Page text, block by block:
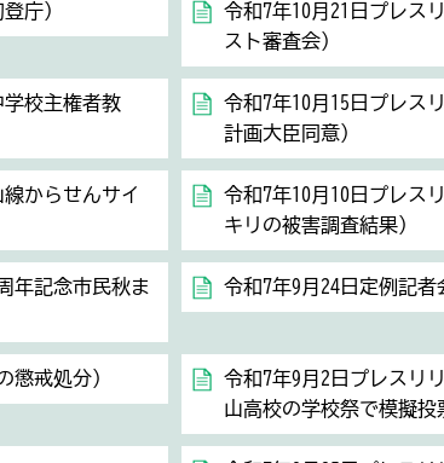
庁）
令和7年10月21日プレス
スト審査会）
学校主権者教
令和7年10月15日プレス
計画大臣同意）
からせんサイ
令和7年10月10日プレス
キリの被害調査結果）
年記念市民秋ま
令和7年9月24日定例記者
懲戒処分）
令和7年9月2日プレスリ
山高校の学校祭で模擬投